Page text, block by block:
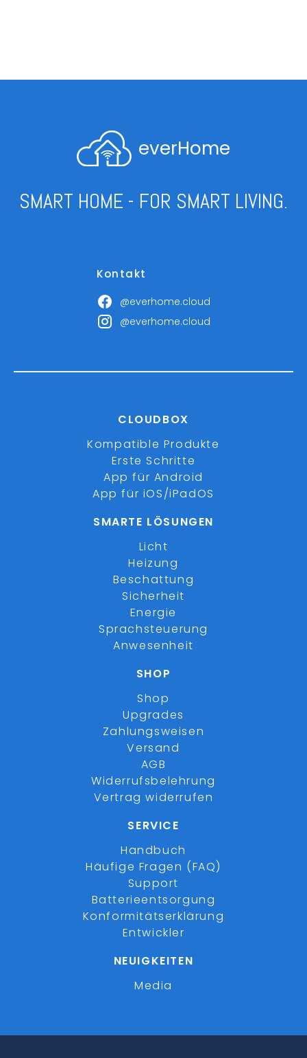
everHome
SMART HOME - FOR SMART LIVING.
Kontakt
@everhome.cloud
@everhome.cloud
CLOUDBOX
Kompatible Produkte
Erste Schritte
App für Android
App für iOS/iPadOS
SMARTE LÖSUNGEN
Licht
Heizung
Beschattung
Sicherheit
Energie
Sprachsteuerung
Anwesenheit
SHOP
Shop
Upgrades
Zahlungsweisen
Versand
AGB
Widerrufsbelehrung
Vertrag widerrufen
SERVICE
Handbuch
Häufige Fragen (FAQ)
Support
Batterieentsorgung
Konformitätserklärung
Entwickler
NEUIGKEITEN
Media